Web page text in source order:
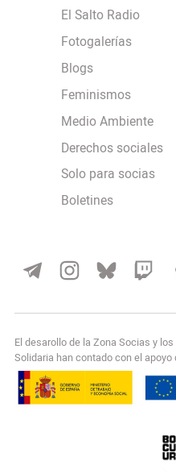
El Salto Radio
Fotogalerías
Blogs
Feminismos
Medio Ambiente
Derechos sociales
Solo para socias
Boletines
El desarollo de la Zona Socias y
Solidaria han contado con el apoyo